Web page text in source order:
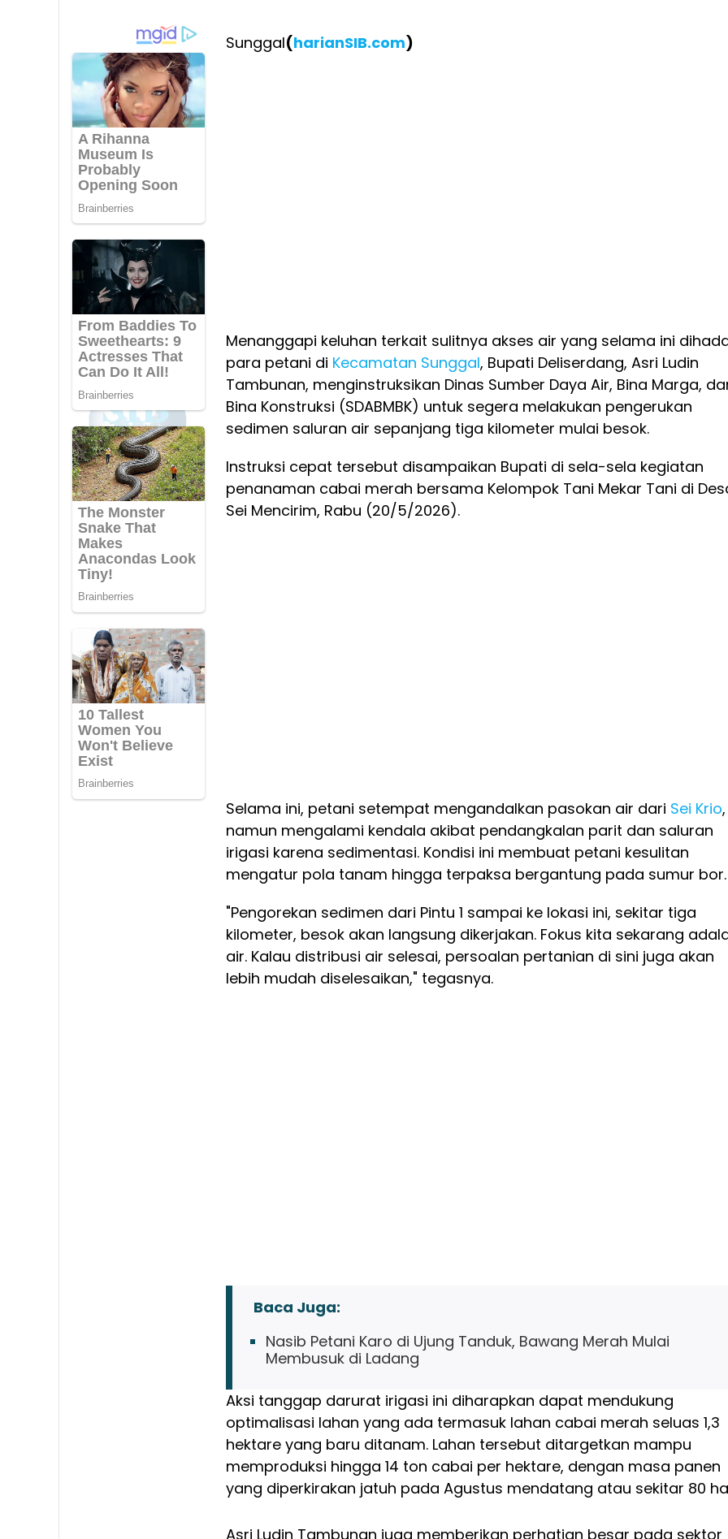
Sunggal(harianSIB.com)
Menanggapi keluhan terkait sulitnya akses air yang selama ini
para petani di Kecamatan Sunggal, Bupati Deliserdang, Asri Ludin
Tambunan, menginstruksikan Dinas Sumber Daya Air, Bina Marga,
Bina Konstruksi (SDABMBK) untuk segera melakukan pengerukan
sedimen saluran air sepanjang tiga kilometer mulai besok.
Instruksi cepat tersebut disampaikan Bupati di sela-sela kegiatan
penanaman cabai merah bersama Kelompok Tani Mekar Tani di
Sei Mencirim, Rabu (20/5/2026).
Selama ini, petani setempat mengandalkan pasokan air dari Sei Krio,
namun mengalami kendala akibat pendangkalan parit dan saluran
irigasi karena sedimentasi. Kondisi ini membuat petani kesulitan
mengatur pola tanam hingga terpaksa bergantung pada sumur bor.
"Pengorekan sedimen dari Pintu 1 sampai ke lokasi ini, sekitar tiga
kilometer, besok akan langsung dikerjakan. Fokus kita sekarang
air. Kalau distribusi air selesai, persoalan pertanian di sini juga akan
lebih mudah diselesaikan," tegasnya.
Baca Juga:
Nasib Petani Karo di Ujung Tanduk, Bawang Merah Mulai
Membusuk di Ladang
Aksi tanggap darurat irigasi ini diharapkan dapat mendukung
optimalisasi lahan yang ada termasuk lahan cabai merah seluas 1,3
hektare yang baru ditanam. Lahan tersebut ditargetkan mampu
memproduksi hingga 14 ton cabai per hektare, dengan masa panen
yang diperkirakan jatuh pada Agustus mendatang atau sekitar 80
Asri Ludin Tambunan juga memberikan perhatian besar pada sektor